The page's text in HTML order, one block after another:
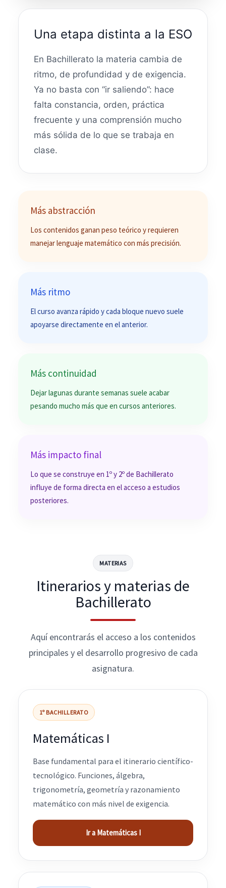
Una etapa distinta a la ESO
En Bachillerato la materia cambia de
ritmo, de profundidad y de exigencia.
Ya no basta con “ir saliendo”: hace
falta constancia, orden, práctica
frecuente y una comprensión mucho
más sólida de lo que se trabaja en
clase.
Más abstracción
Los contenidos ganan peso teórico y requieren
manejar lenguaje matemático con más precisión.
Más ritmo
El curso avanza rápido y cada bloque nuevo suele
apoyarse directamente en el anterior.
Más continuidad
Dejar lagunas durante semanas suele acabar
pesando mucho más que en cursos anteriores.
Más impacto final
Lo que se construye en 1º y 2º de Bachillerato
influye de forma directa en el acceso a estudios
posteriores.
MATERIAS
Itinerarios y materias de
Bachillerato
Aquí encontrarás el acceso a los contenidos
principales y el desarrollo progresivo de cada
asignatura.
1º BACHILLERATO
Matemáticas I
Base fundamental para el itinerario científico-
tecnológico. Funciones, álgebra,
trigonometría, geometría y razonamiento
matemático con más nivel de exigencia.
Ir a Matemáticas I